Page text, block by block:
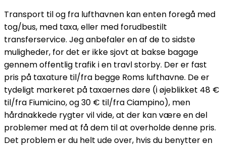
Transport til og fra lufthavnen kan enten foregå med
tog/bus, med taxa, eller med forudbestilt
transferservice. Jeg anbefaler en af de to sidste
muligheder, for det er ikke sjovt at bakse bagage
gennem offentlig trafik i en travl storby. Der er fast
pris på taxature til/fra begge Roms lufthavne. De er
tydeligt markeret på taxaernes døre (i øjeblikket 48 €
til/fra Fiumicino, og 30 € til/fra Ciampino), men
hårdnakkede rygter vil vide, at der kan være en del
problemer med at få dem til at overholde denne pris.
Det problem er du helt ude over, hvis du benytter en